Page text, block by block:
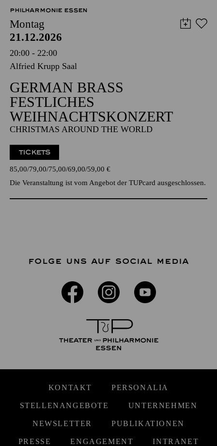
PHILHARMONIE ESSEN
Montag
21.12.2026
20:00 - 22:00
Alfried Krupp Saal
GERMAN BRASS
FESTLICHES
WEIHNACHTSKONZERT
CHRISTMAS AROUND THE WORLD
TICKETS
85,00 79,00 75,00 69,00 59,00 €
Die Veranstaltung ist vom Angebot der TUPcard ausgeschlossen.
FOLGE UNS AUF SOCIAL MEDIA
KONTAKT PERSONALIA
STELLENANGEBOTE UNTERNEHMEN
NEWSLETTER PUBLIKATIONEN
PRESSE ENGAGEMENT INTRANET